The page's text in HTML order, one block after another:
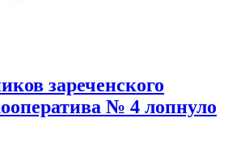
зареченского
№ 4 лопнуло